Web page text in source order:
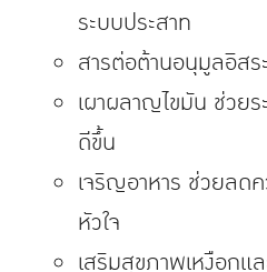
ระบบประสาท
สารต่อต้านอนุมูลอิสร
เผาผลาญไขมัน ช่วย
ดีขึ้น
เจริญอาหาร ช่วยลดค
หัวใจ
เสริมสุขภาพเหงือกแ